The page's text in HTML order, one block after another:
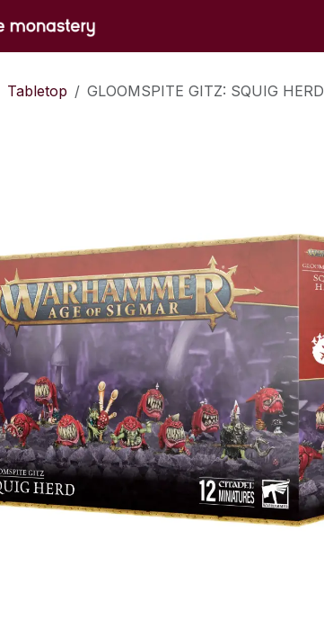
Tabletop GLOOMSPITE GITZ: SQUIG HERD